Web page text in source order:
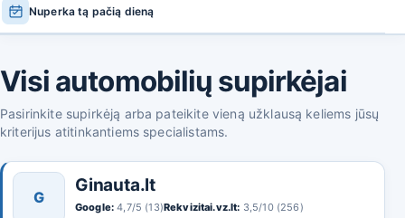
Nuperka tą pačią dieną
Visi automobilių supirkėjai
Pasirinkite supirkėją arba pateikite vieną užklausą keliems jūsų
kriterijus atitinkantiems specialistams.
G
Ginauta.lt
Google: 4,7/5 (13)Rekvizitai.vz.lt: 3,5/10 (256)